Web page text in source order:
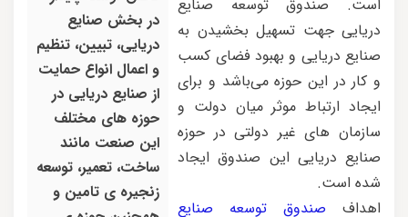
در بخش صنایع
دریایی، تبیین، تنظیم
و اعمال انواع حمایت
از صنایع دریایی در
حوزه های مختلف
این صنعت مانند
ساخت، تعمیر، توسعه
زنجیره ی تامین و
است. صندوق توسعه صنایع
دریایی جهت تسهیل بخشیدن به
صنایع دریایی و بهبود فضای کسب
و کار در این حوزه می‌باشد و برای
ایجاد ارتباط موثر میان دولت و
سازمان های غیر دولتی در حوزه
صنایع دریایی این صندوق ایجاد
شده است.
اهداف صندوق توسعه صنایع